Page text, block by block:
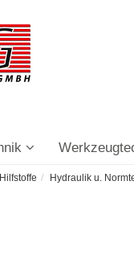
Hydraulik u.